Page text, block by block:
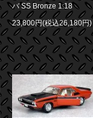
バ SS Bronze 1:18
23,800円(税込26,180円)